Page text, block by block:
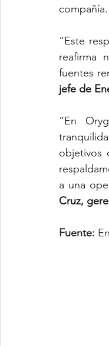
compañía.
“Este
reafirma
fuentes
jefe de
“En
objetivos
a una
Cruz,
Fuente: